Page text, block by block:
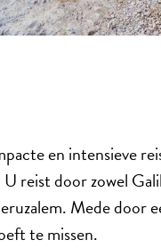
en intensieve
reist door zowel
Mede door
te missen.